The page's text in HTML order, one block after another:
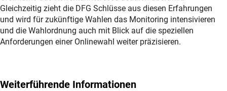
Gleichzeitig zieht die DFG Schlüsse aus diesen Erfahrungen
und wird für zukünftige Wahlen das Monitoring intensivieren
und die Wahlordnung auch mit Blick auf die speziellen
Anforderungen einer Onlinewahl weiter präzisieren.
Weiterführende Informationen